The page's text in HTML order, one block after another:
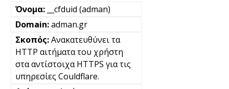
__cfduid (adman)
adman.gr
Ανακατευθύνει τα
HTTP αιτήματα του χρήστη
στα αντίστοιχα HTTPS για τις
υπηρεσίες Couldflare.